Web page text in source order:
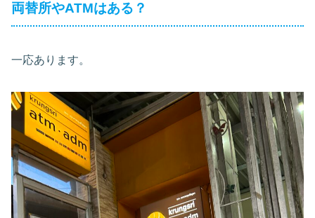
両替所やATMはある？
一応あります。